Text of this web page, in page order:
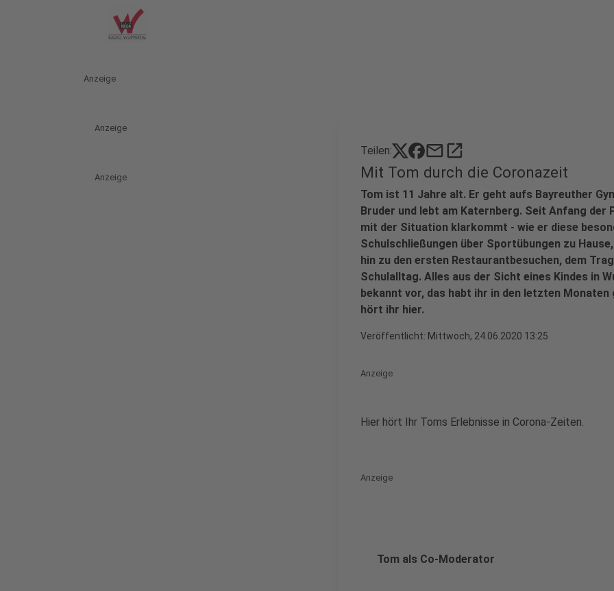
Anzeige
Anzeige
Anzeige
Teilen: mailopen_in_new
Mit Tom durch die Coronazeit
Tom ist 11 Jahre alt. Er geht aufs Bayreuther
Bruder und lebt am Katernberg. Seit Anfang der
mit der Situation klarkommt - wie er diese
Schulschließungen über Sportübungen zu
hin zu den ersten Restaurantbesuchen, dem
Schulalltag. Alles aus der Sicht eines Kindes in
bekannt vor, das habt ihr in den letzten
hört ihr hier.
Veröffentlicht: Mittwoch, 24.06.2020 13:25
Anzeige
Hier hört Ihr Toms Erlebnisse in Corona-Zeiten.
Anzeige
Tom als Co-Moderator